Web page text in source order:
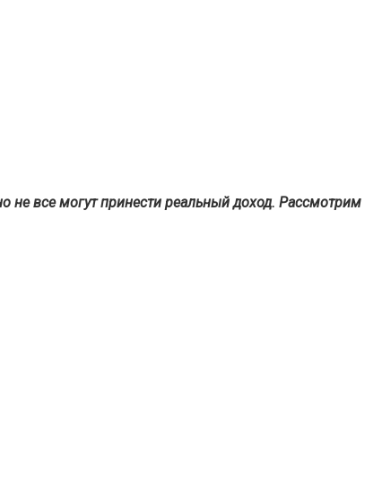
не все могут принести реальный доход. Рассмотрим